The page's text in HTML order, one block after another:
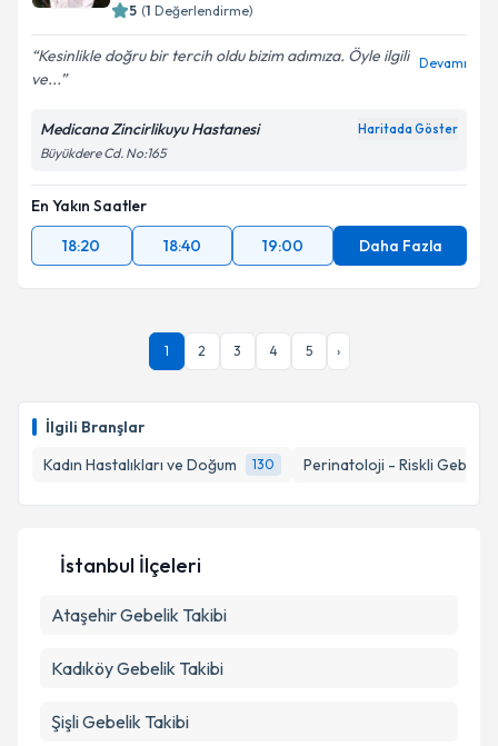
İlgili Branşlar
Kadın Hastalıkları ve Doğum
130 Perinatoloji - Riskli
kapsamda işlenmesini kabul ediyorum.
5 (1 Değerlendirme)
Kesinlikle doğru bir tercih oldu bizim adımıza. Öyle ilgili
ve...
Devamı
Medicana Zincirlikuyu Hastanesi Haritada Göster
Büyükdere Cd. No:165
En Yakın Saatler
18:20
18:40 19:00 Daha Fazla
1 2 3 4 5 ›
İstanbul İlçeleri
AtaşehirGebelik Takibi
KadıköyGebelik Takibi
ŞişliGebelik Takibi